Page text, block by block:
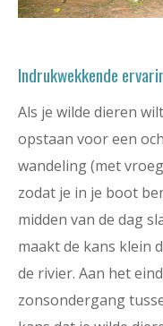
Indrukwekkende
Als je wilde dieren
opstaan voor een
wandeling (met
zodat je in je boot
midden van de dag
maakt de kans klein
de rivier. Aan het
zonsondergang